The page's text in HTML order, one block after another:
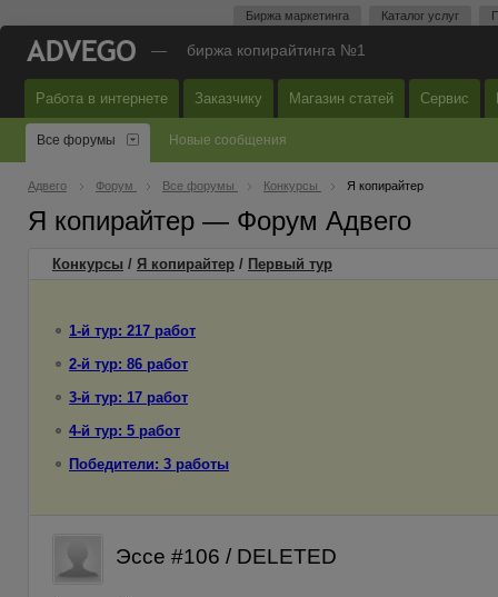
Биржа маркетинга Каталог услуг
— биржа копирайтинга №1
Работа в интернете Заказчику Магазин статей Сервис
Все форумы Новые сообщения
Адвего Форум Все форумы Конкурсы Я копирайтер
Я копирайтер — Форум Адвего
Конкурсы / Я копирайтер / Первый тур
1-й тур: 217 работ
2-й тур: 86 работ
3-й тур: 17 работ
4-й тур: 5 работ
Победители: 3 работы
Эссе #106 / DELETED